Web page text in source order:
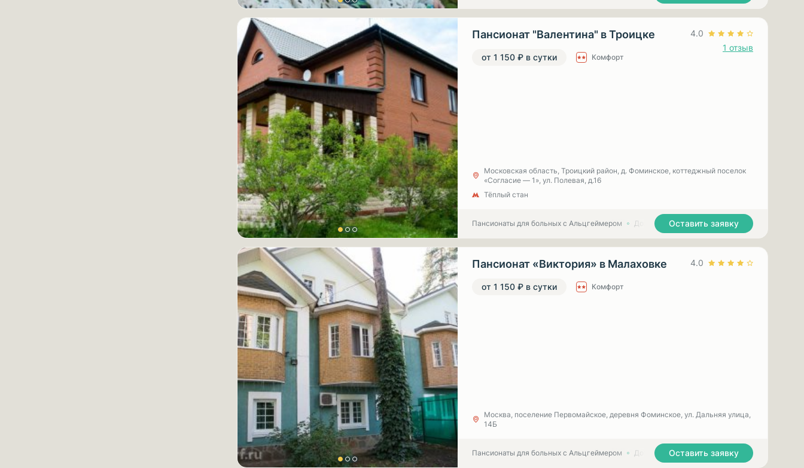
Пансионат "Валентина" в Троицке
4.0
1 отзыв
от 1 150 ₽ в сутки
Комфорт
Московская область, Троицкий район, д. Фоминское, коттеджный поселок
«Согласие — 1», ул. Полевая, д.16
Тёплый стан
Пансионаты для больных с Альцгеймером Дома престарелых для больных с Паркинсоном
Оставить заявку
Пансионат «Виктория» в Малаховке 4.0
от 1 150 ₽ в сутки Комфорт
Москва, поселение Первомайское, деревня Фоминское, ул. Дальняя улица,
14Б
Пансионаты для больных с Альцгеймером Дома престарелых для больных с Паркинсоном
Оставить заявку